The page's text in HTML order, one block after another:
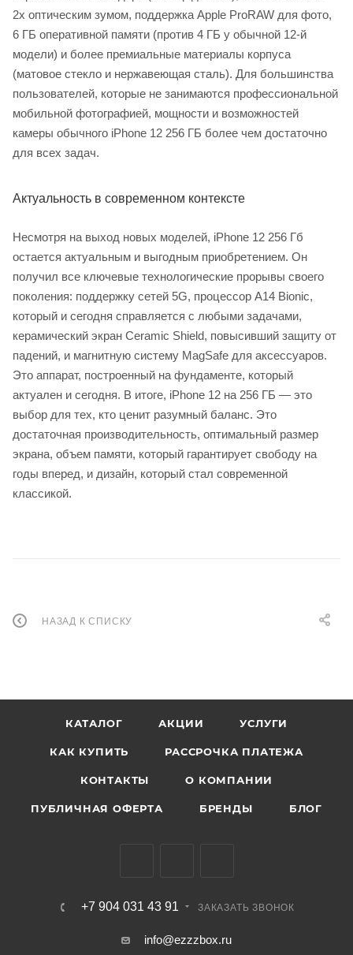
2x оптическим зумом, поддержка Apple ProRAW для фото,
6 ГБ оперативной памяти (против 4 ГБ у обычной 12-й
модели) и более премиальные материалы корпуса
(матовое стекло и нержавеющая сталь). Для большинства
пользователей, которые не занимаются профессиональной
мобильной фотографией, мощности и возможностей
камеры обычного iPhone 12 256 ГБ более чем достаточно
для всех задач.
Актуальность в современном контексте
Несмотря на выход новых моделей, iPhone 12 256 Гб
остается актуальным и выгодным приобретением. Он
получил все ключевые технологические прорывы своего
поколения: поддержку сетей 5G, процессор A14 Bionic,
который и сегодня справляется с любыми задачами,
керамический экран Ceramic Shield, повысивший защиту от
падений, и магнитную систему MagSafe для аксессуаров.
Это аппарат, построенный на фундаменте, который
актуален и сегодня. В итоге, iPhone 12 на 256 ГБ — это
выбор для тех, кто ценит разумный баланс. Это
достаточная производительность, оптимальный размер
экрана, объем памяти, который гарантирует свободу на
годы вперед, и дизайн, который стал современной
классикой.
НАЗАД К СПИСКУ
КАТАЛОГ АКЦИИ УСЛУГИ
КАК КУПИТЬ РАССРОЧКА ПЛАТЕЖА
КОНТАКТЫ О КОМПАНИИ
ПУБЛИЧНАЯ ОФЕРТА БРЕНДЫ БЛОГ
+7 904 031 43 91 ЗАКАЗАТЬ ЗВОНОК
info@ezzzbox.ru